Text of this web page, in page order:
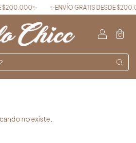
✨ENVÍO GRATIS DESDE
0
no existe.